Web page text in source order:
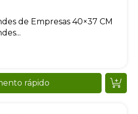
de Empresas 40×37 CM
rápido